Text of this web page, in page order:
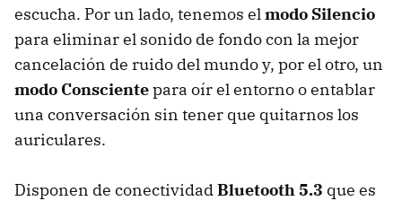
escucha. Por un lado, tenemos elmodo Silencio
para eliminar el sonido de fondo con la mejor
cancelación de ruido del mundo y, por el otro, un
modo Conscientepara oír el entorno o entablar
una conversación sin tener que quitarnos los
auriculares.
Disponen de conectividadBluetooth 5.3 que es